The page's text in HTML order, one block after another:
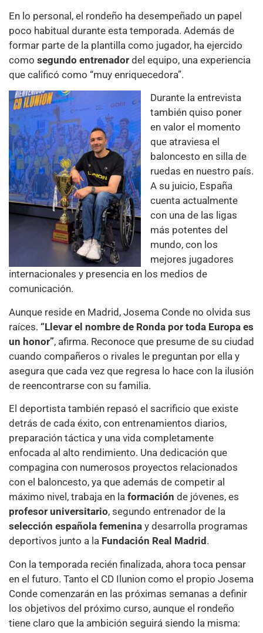
En lo personal, el rondeño ha desempeñado un papel
poco habitual durante esta temporada. Además de
formar parte de la plantilla como jugador, ha ejercido
como segundo entrenador del equipo, una experiencia
que calificó como “muy enriquecedora”.
Durante la entrevista
también quiso poner
en valor el momento
que atraviesa el
baloncesto en silla de
ruedas en nuestro país.
A su juicio, España
cuenta actualmente
con una de las ligas
más potentes del
mundo, con los
mejores jugadores
internacionales y presencia en los medios de
comunicación.
Aunque reside en Madrid, Josema Conde no olvida sus
raíces. “Llevar el nombre de Ronda por toda Europa es
un honor”, afirma. Reconoce que presume de su ciudad
cuando compañeros o rivales le preguntan por ella y
asegura que cada vez que regresa lo hace con la ilusión
de reencontrarse con su familia.
El deportista también repasó el sacrificio que existe
detrás de cada éxito, con entrenamientos diarios,
preparación táctica y una vida completamente
enfocada al alto rendimiento. Una dedicación que
compagina con numerosos proyectos relacionados
con el baloncesto, ya que además de competir al
máximo nivel, trabaja en la formación de jóvenes, es
profesor universitario, segundo entrenador de la
selección española femenina y desarrolla programas
deportivos junto a la Fundación Real Madrid .
Con la temporada recién finalizada, ahora toca pensar
en el futuro. Tanto el CD Ilunion como el propio Josema
Conde comenzarán en las próximas semanas a definir
los objetivos del próximo curso, aunque el rondeño
tiene claro que la ambición seguirá siendo la misma: